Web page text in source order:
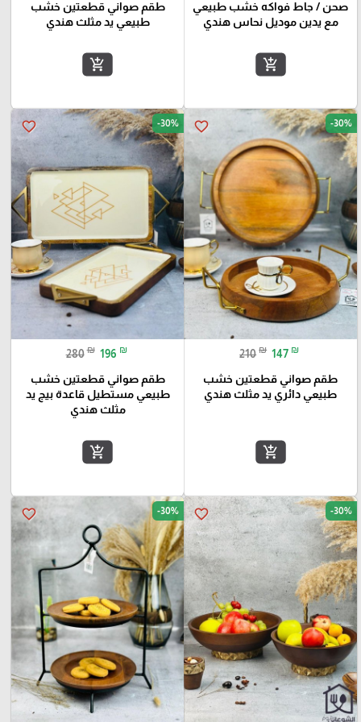
صحن / جاط فواكه خشب طبيعي
مع يدين موديل نحاس هندي
add_shopping_cart
طقم صواني قطعتين خشب
طبيعي يد مثلث هندي
add_shopping_cart
favorite_border -30%
210 ₪ 147 ₪
طقم صواني قطعتين خشب
طبيعي دائري يد مثلث هندي
add_shopping_cart
favorite_border -30%
280 ₪ 196 ₪
طقم صواني قطعتين خشب
طبيعي مستطيل قاعدة بيج يد
مثلث هندي
add_shopping_cart
favorite_border -30%
favorite_border -30%